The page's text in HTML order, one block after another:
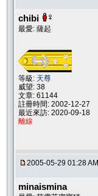
chibi
最愛: 薩起
等級: 天尊
威望: 38
文章: 61144
註冊時間: 2002-12-27
最近來訪: 2020-09-18
離線
2005-05-29 01:28 AM
minaismina